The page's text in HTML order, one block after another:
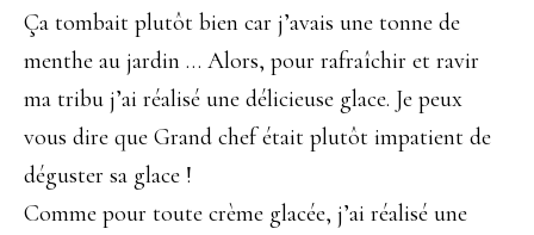
Ça tombait plutôt bien car j’avais une tonne de
menthe au jardin … Alors, pour rafraîchir et ravir
ma tribu j’ai réalisé une délicieuse glace. Je peux
vous dire que Grand chef était plutôt impatient de
déguster sa glace !
Comme pour toute crème glacée, j’ai réalisé une